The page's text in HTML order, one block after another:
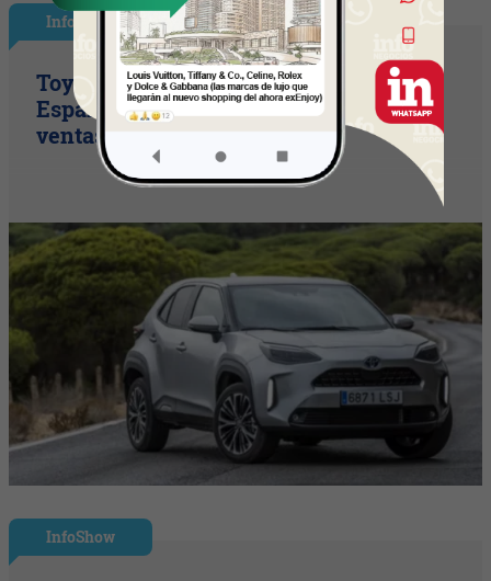
InfoNegocios España
Toyota consolida su liderazgo en
España en julio tras hacer crecer sus
ventas un 10% en 2026
InfoShow